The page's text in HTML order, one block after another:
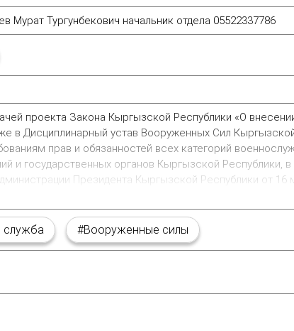
Мурат Тургунбекович начальник отдела 05522337786
проекта Закона Кыргызской Республики «О
в Дисциплинарный устав Вооруженных Сил
прав и обязанностей всех категорий
и государственных органов Кыргызской Республики,
Президента Кыргызской Республики от 16
служба #Вооруженные силы